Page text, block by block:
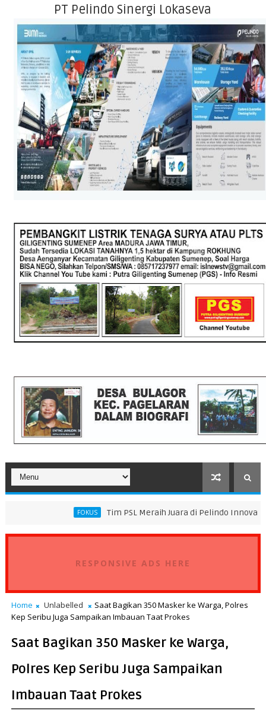
PT Pelindo Sinergi Lokaseva
Tim PSL Meraih Juara di Pelindo Innovation Award 2026
RESPONSIVE ADS HERE
Home Unlabelled
Saat Bagikan 350 Masker ke Warga, Polres
Kep Seribu Juga Sampaikan Imbauan Taat Prokes
Saat Bagikan 350 Masker ke Warga,
Polres Kep Seribu Juga Sampaikan
Imbauan Taat Prokes